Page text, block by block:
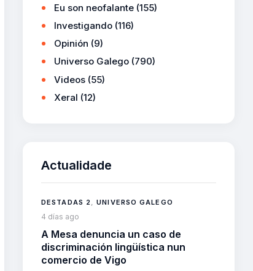
Eu son neofalante (155)
Investigando (116)
Opinión (9)
Universo Galego (790)
Videos (55)
Xeral (12)
Actualidade
DESTADAS 2 ,UNIVERSO GALEGO
4 días ago
A Mesa denuncia un caso de
discriminación lingüística nun
comercio de Vigo